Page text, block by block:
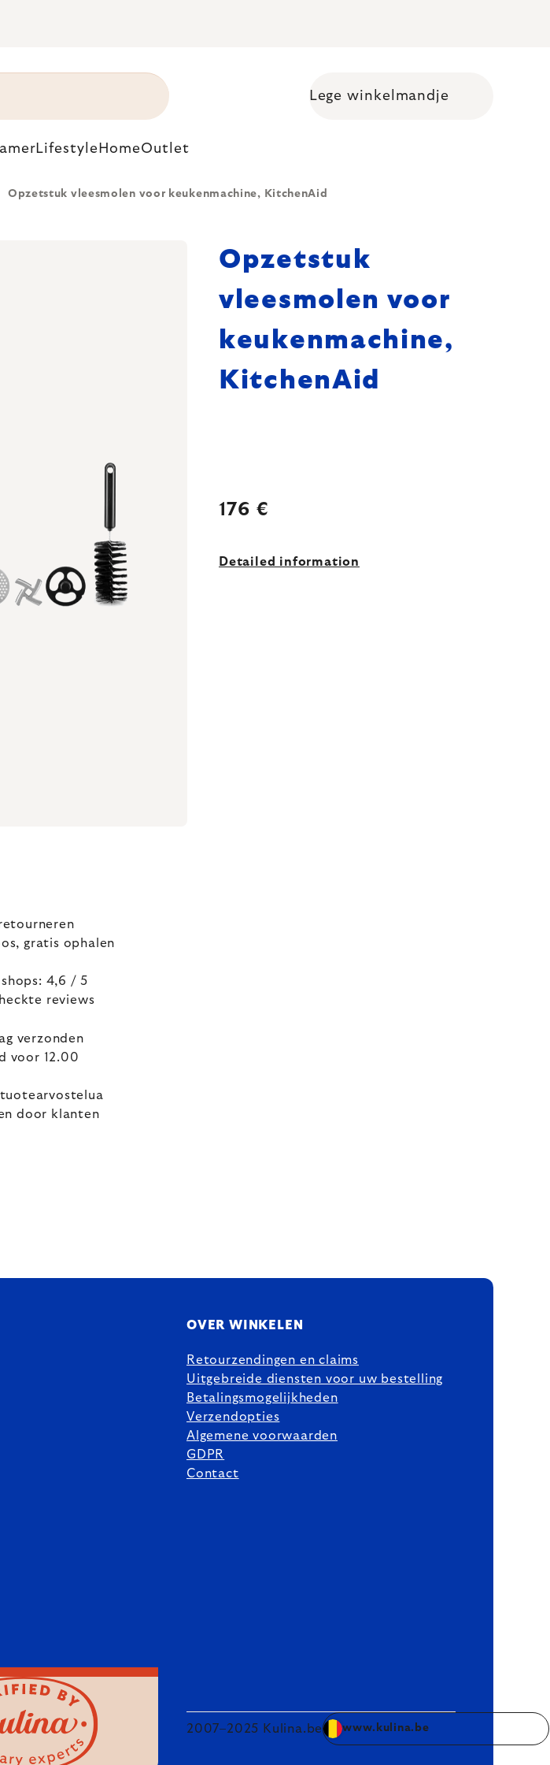
Shopping cart
Lege winkelmandje
Lifestyle HomeOutlet
Opzetstuk vleesmolen voor keukenmachine, KitchenAid
Opzetstuk
vleesmolen voor
keukenmachine,
KitchenAid
176 €
Detailed information
gratis ophalen
4,6 / 5
reviews
verzonden
voor 12.00
door klanten
OVER WINKELEN
Retourzendingen en claims
Uitgebreide diensten voor uw bestelling
Betalingsmogelijkheden
Verzendopties
Algemene voorwaarden
GDPR
Contact
2007–2025 Kulina.be www.kulina.be